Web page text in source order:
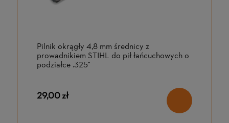
Pilnik okrągły 4,8 mm średnicy z
prowadnikiem STIHL do pił łańcuchowych o
podziałce .325"
29,00 zł